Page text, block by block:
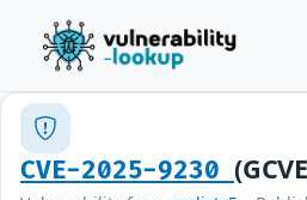
CVE-2025-9230